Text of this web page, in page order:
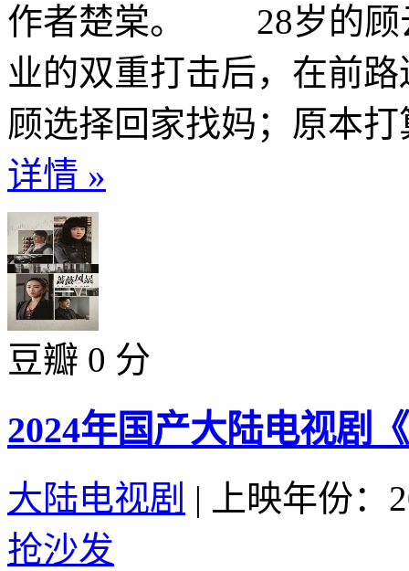
作者楚棠。 28岁的顾
业的双重打击后，在前
顾选择回家找妈；原本
详情 »
豆瓣 0 分
2024年国产大陆电视剧
大陆电视剧 |
上映年份：
抢沙发